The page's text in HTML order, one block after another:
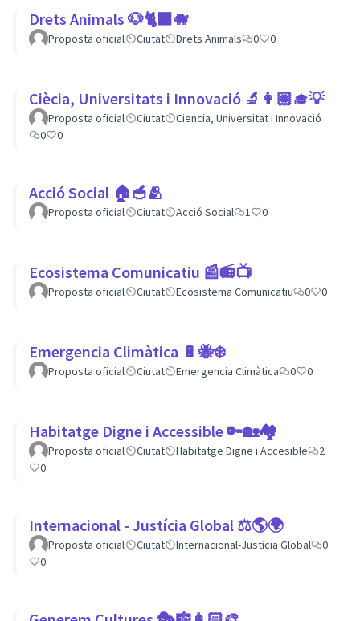
Drets Animals 🐶🐈‍⬛️🐗
Proposta oficial Ciutat Drets Animals 0 0
Ciècia, Universitats i Innovació 🔬👩🏽‍🎓💡
Proposta oficial Ciutat
Ciencia, Universitat i Innovació
0
0
Acció Social 🏠🥣🫂
Proposta oficial Ciutat Acció Social 1 0
Ecosistema Comunicatiu 📰📻📺
Proposta oficial Ciutat Ecosistema Comunicatiu 0 0
Emergencia Climàtica 🔋🐝❄️
Proposta oficial Ciutat Emergencia Climàtica 0 0
Habitatge Digne i Accessible 🔑🏡🏘
Proposta oficial Ciutat Habitatge Digne i Accesible
2
0
Internacional - Justícia Global ⚖️🌎🌍
Proposta oficial Ciutat Internacional-Justícia Global
0
0